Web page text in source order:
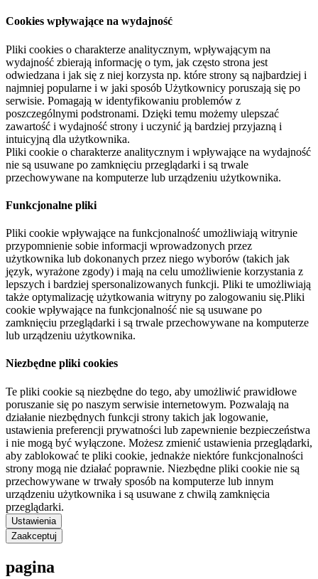
Cookies wpływające na wydajność
Pliki cookies o charakterze analitycznym, wpływającym na
wydajność zbierają informację o tym, jak często strona jest
odwiedzana i jak się z niej korzysta np. które strony są najbardziej i
najmniej popularne i w jaki sposób Użytkownicy poruszają się po
serwisie. Pomagają w identyfikowaniu problemów z
poszczególnymi podstronami. Dzięki temu możemy ulepszać
zawartość i wydajność strony i uczynić ją bardziej przyjazną i
intuicyjną dla użytkownika.
Pliki cookie o charakterze analitycznym i wpływające na wydajność
nie są usuwane po zamknięciu przeglądarki i są trwale
przechowywane na komputerze lub urządzeniu użytkownika.
Funkcjonalne pliki
Pliki cookie wpływające na funkcjonalność umożliwiają witrynie
przypomnienie sobie informacji wprowadzonych przez
użytkownika lub dokonanych przez niego wyborów (takich jak
język, wyrażone zgody) i mają na celu umożliwienie korzystania z
lepszych i bardziej spersonalizowanych funkcji. Pliki te umożliwiają
także optymalizację użytkowania witryny po zalogowaniu się.Pliki
cookie wpływające na funkcjonalność nie są usuwane po
zamknięciu przeglądarki i są trwale przechowywane na komputerze
lub urządzeniu użytkownika.
Niezbędne pliki cookies
Te pliki cookie są niezbędne do tego, aby umożliwić prawidłowe
poruszanie się po naszym serwisie internetowym. Pozwalają na
działanie niezbędnych funkcji strony takich jak logowanie,
ustawienia preferencji prywatności lub zapewnienie bezpieczeństwa
i nie mogą być wyłączone. Możesz zmienić ustawienia przeglądarki,
aby zablokować te pliki cookie, jednakże niektóre funkcjonalności
strony mogą nie działać poprawnie. Niezbędne pliki cookie nie są
przechowywane w trwały sposób na komputerze lub innym
urządzeniu użytkownika i są usuwane z chwilą zamknięcia
przeglądarki.
Ustawienia
Zaakceptuj
pagina